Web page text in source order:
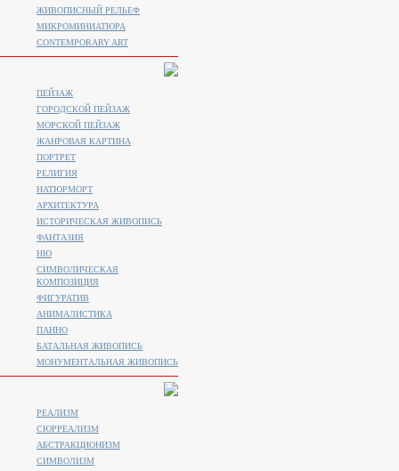
ЖИВОПИСНЫЙ РЕЛЬЕФ
МИКРОМИНИАТЮРА
CONTEMPORARY ART
ПЕЙЗАЖ
ГОРОДСКОЙ ПЕЙЗАЖ
МОРСКОЙ ПЕЙЗАЖ
ЖАНРОВАЯ КАРТИНА
ПОРТРЕТ
РЕЛИГИЯ
НАТЮРМОРТ
АРХИТЕКТУРА
ИСТОРИЧЕСКАЯ ЖИВОПИСЬ
ФАНТАЗИЯ
НЮ
СИМВОЛИЧЕСКАЯ
КОМПОЗИЦИЯ
ФИГУРАТИВ
АНИМАЛИСТИКA
ПАННО
БАТАЛЬНАЯ ЖИВОПИСЬ
МОНУМЕНТАЛЬНАЯ ЖИВОПИСЬ
РЕАЛИЗМ
СЮРРЕАЛИЗМ
АБСТРАКЦИОНИЗМ
СИМВОЛИЗМ